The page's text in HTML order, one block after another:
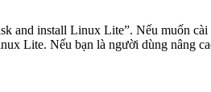
and install Linux Lite”. Nếu muốn
Lite. Nếu bạn là người dùng nâng